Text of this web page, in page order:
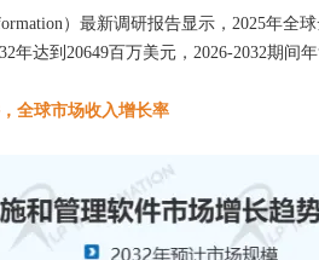
）最新调研报告显示，2025年全
年达到20649百万美元，2026-2032期间
全球市场收入增长率